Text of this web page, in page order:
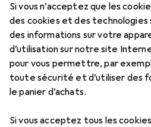
Si vous n’acceptez que les
des cookies et des technologies
des informations sur votre
d’utilisation sur notre site
pour vous permettre, par
toute sécurité et d’utiliser des
le panier d’achats.
Si vous acceptez tous les
EUR
116,19
Atlas
10 tailles
Accessoires pour
Chaussures de